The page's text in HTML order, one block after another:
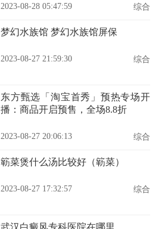
2023-08-28 05:47:59 综合
梦幻水族馆 梦幻水族馆屏保
2023-08-27 21:59:30 综合
东方甄选「淘宝首秀」预热专场开
播：商品开启预售，全场8.8折
2023-08-27 20:06:13 综合
簕菜煲什么汤比较好（簕菜）
2023-08-27 17:32:57 综合
武汉白癜风专科医院在哪里